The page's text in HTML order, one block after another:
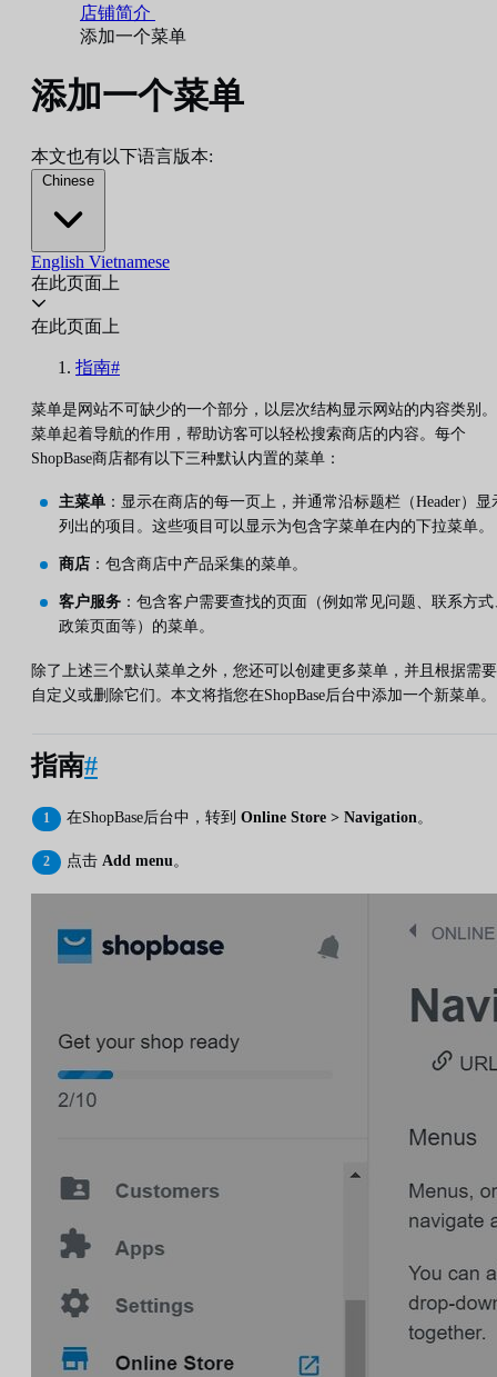
店铺简介
添加一个菜单
添加一个菜单
本文也有以下语言版本:
Chinese
English Vietnamese
在此页面上
在此页面上
指南#
菜单是网站不可缺少的一个部分，以层次结构显示网站的内容类别。
菜单起着导航的作用，帮助访客可以轻松搜索商店的内容。每个
ShopBase商店都有以下三种默认内置的菜单：
主菜单 ：显示在商店的每一页上，并通常沿标题栏（Header）显
列出的项目。这些项目可以显示为包含字菜单在内的下拉菜单。
商店 ：包含商店中产品采集的菜单。
客户服务 ：包含客户需要查找的页面（例如常见问题、联系方式
政策页面等）的菜单。
除了上述三个默认菜单之外，您还可以创建更多菜单，并且根据需要
自定义或删除它们。本文将指您在ShopBase后台中添加一个新菜单。
指南#
在ShopBase后台中，转到 Online Store > Navigation 。
点击 Add menu。